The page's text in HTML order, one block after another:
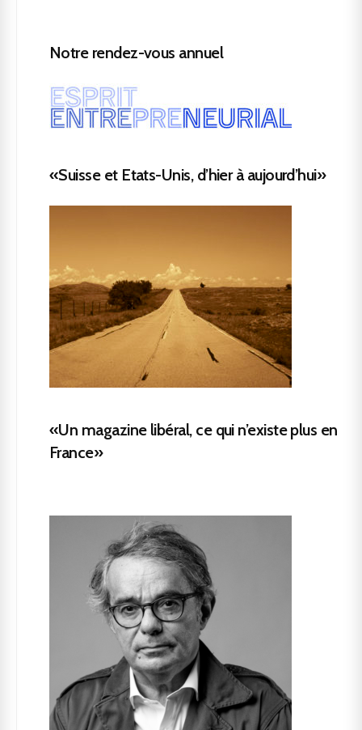
Notre rendez-vous annuel
«Suisse et Etats-Unis, d’hier à aujourd’hui»
«Un magazine libéral, ce qui n’existe plus en
France»